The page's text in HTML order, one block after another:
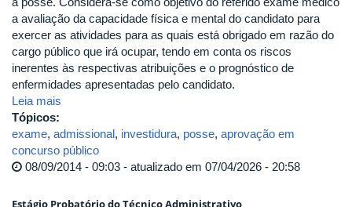
a avaliação da capacidade física e mental do candidato para
exercer as atividades para as quais está obrigado em razão do
cargo público que irá ocupar, tendo em conta os riscos
inerentes às respectivas atribuições e o prognóstico de
enfermidades apresentadas pelo candidato.
Leia mais
Tópicos:
exame, admissional, investidura, posse, aprovação em
concurso público
08/09/2014 - 09:03 - atualizado em 07/04/2026 - 20:58
Estágio Probatório do Técnico Administrativo